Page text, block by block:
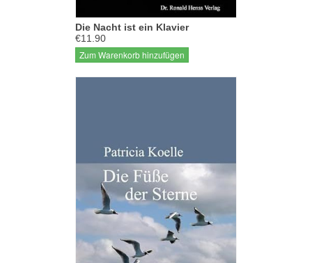
Die Nacht ist ein Klavier
€11.90
Zum Warenkorb hinzufügen